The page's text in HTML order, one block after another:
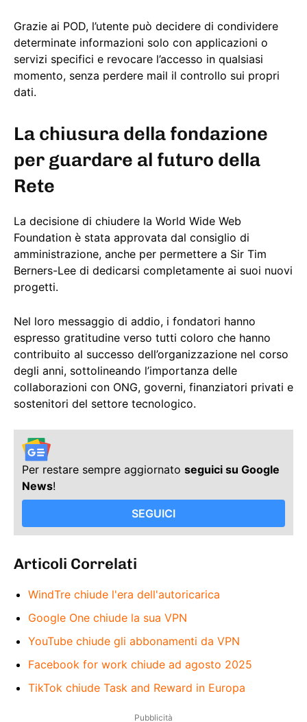
Grazie ai POD, l’utente può decidere di condividere
determinate informazioni solo con applicazioni o
servizi specifici e revocare l’accesso in qualsiasi
momento, senza perdere mail il controllo sui propri
dati.
La chiusura della fondazione
per guardare al futuro della
Rete
La decisione di chiudere la World Wide Web
Foundation è stata approvata dal consiglio di
amministrazione, anche per permettere a Sir Tim
Berners-Lee di dedicarsi completamente ai suoi nuovi
progetti.
Nel loro messaggio di addio, i fondatori hanno
espresso gratitudine verso tutti coloro che hanno
contribuito al successo dell’organizzazione nel corso
degli anni, sottolineando l’importanza delle
collaborazioni con ONG, governi, finanziatori privati e
sostenitori del settore tecnologico.
Per restare sempre aggiornato seguici su Google
News!
SEGUICI
Articoli Correlati
WindTre chiude l'era dell'autoricarica
Google One chiude la sua VPN
YouTube chiude gli abbonamenti da VPN
Facebook for work chiude ad agosto 2025
TikTok chiude Task and Reward in Europa
Pubblicità